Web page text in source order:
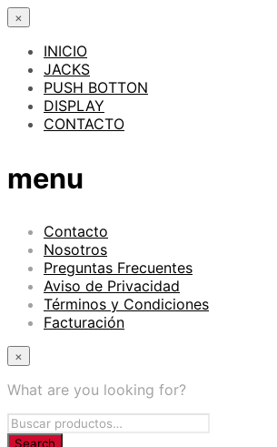
×
INICIO
JACKS
PUSH BOTTON
DISPLAY
CONTACTO
menu
Contacto
Nosotros
Preguntas Frecuentes
Aviso de Privacidad
Términos y Condiciones
Facturación
×
What are you looking for?